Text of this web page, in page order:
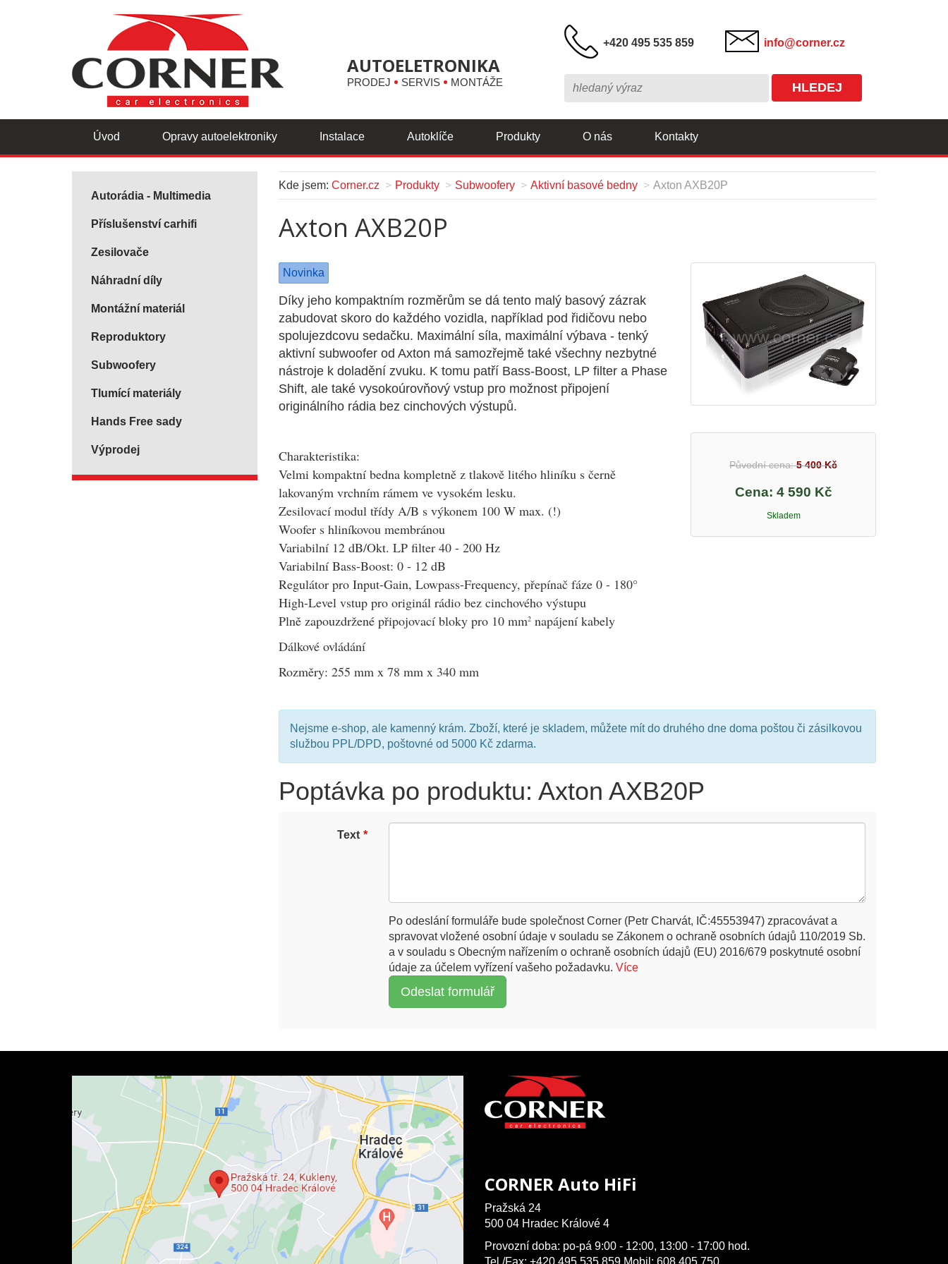
AUTOELETRONIKA
PRODEJ SERVIS MONTÁŽE
+420 495 535 859 info@corner.cz
HLEDEJ
Úvod Opravy autoelektroniky Instalace Autoklíče Produkty O nás Kontakty
Kde jsem: Corner.cz Produkty Subwoofery Aktivní basové bedny Axton AXB20P
Axton AXB20P
Novinka
Díky jeho kompaktním rozměrům se dá tento malý basový zázrak
zabudovat skoro do každého vozidla, například pod řidičovu nebo
spolujezdcovu sedačku. Maximální síla, maximální výbava - tenký
aktivní subwoofer od Axton má samozřejmě také všechny nezbytné
nástroje k doladění zvuku. K tomu patří Bass-Boost, LP filter a Phase
Shift, ale také vysokoúrovňový vstup pro možnost připojení
originálního rádia bez cinchových výstupů.
Charakteristika:
Velmi kompaktní bedna kompletně z tlakově litého hliníku s černě
lakovaným vrchním rámem ve vysokém lesku.
Zesilovací modul třídy A/B s výkonem 100 W max. (!)
Woofer s hliníkovou membránou
Variabilní 12 dB/Okt. LP filter 40 - 200 Hz
Variabilní Bass-Boost: 0 - 12 dB
Regulátor pro Input-Gain, Lowpass-Frequency, přepínač fáze 0 - 180°
High-Level vstup pro originál rádio bez cinchového výstupu
Plně zapouzdržené připojovací bloky pro 10 mm2napájení kabely
Dálkové ovládání
Rozměry: 255 mmx 78 mmx 340 mm
Původní cena: 5 400 Kč
Cena: 4 590 Kč
Skladem
Nejsme e-shop, ale kamenný krám. Zboží, které je skladem, můžete mít do druhého dne doma poštou či zásilkovou
službou PPL/DPD, poštovné od 5000 Kč zdarma.
Poptávka po produktu: Axton AXB20P
Text
Po odeslání formuláře bude společnost Corner (Petr Charvát, IČ:45553947) zpracovávat a
spravovat vložené osobní údaje v souladu se Zákonem o ochraně osobních údajů 110/2019 Sb.
a v souladu s Obecným nařízením o ochraně osobních údajů (EU) 2016/679 poskytnuté osobní
údaje za účelem vyřízení vašeho požadavku. Více
Autorádia - Multimedia
Příslušenství carhifi
Zesilovače
Náhradní díly
Montážní materiál
Reproduktory
Subwoofery
Tlumící materiály
Hands Free sady
Výprodej
CORNER Auto HiFi
Pražská 24
500 04 Hradec Králové 4
Provozní doba: po-pá 9:00 - 12:00, 13:00 - 17:00 hod.